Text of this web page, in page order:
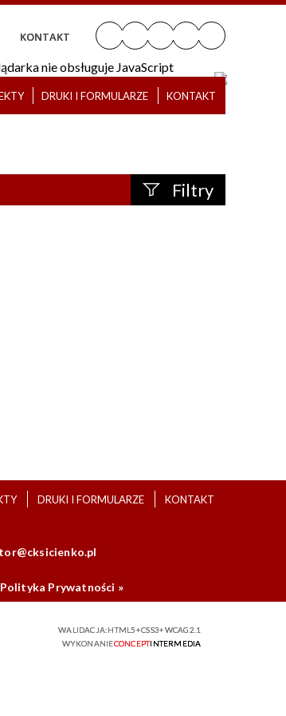
KONTAKT
nie obsługuje JavaScript
DRUKI I FORMULARZE KONTAKT
Filtry
DRUKI I FORMULARZE KONTAKT
Prywatności »
WALIDACJA:HTML5+CSS3+WCAG 2.1
WYKONANIECONCEPTINTERMEDIA